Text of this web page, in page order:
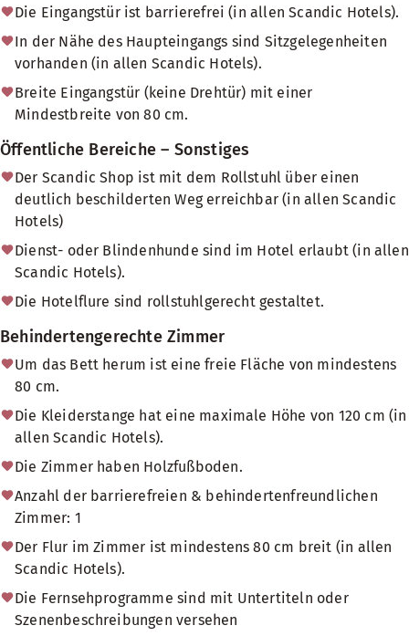
Die Eingangstür ist barrierefrei (in allen Scandic Hotels).
In der Nähe des Haupteingangs sind Sitzgelegenheiten
vorhanden (in allen Scandic Hotels).
Breite Eingangstür (keine Drehtür) mit einer
Mindestbreite von 80 cm.
Öffentliche Bereiche – Sonstiges
Der Scandic Shop ist mit dem Rollstuhl über einen
deutlich beschilderten Weg erreichbar (in allen Scandic
Hotels)
Dienst- oder Blindenhunde sind im Hotel erlaubt (in allen
Scandic Hotels).
Die Hotelflure sind rollstuhlgerecht gestaltet.
Behindertengerechte Zimmer
Um das Bett herum ist eine freie Fläche von mindestens
80 cm.
Die Kleiderstange hat eine maximale Höhe von 120 cm (in
allen Scandic Hotels).
Die Zimmer haben Holzfußboden.
Anzahl der barrierefreien & behindertenfreundlichen
Zimmer: 1
Der Flur im Zimmer ist mindestens 80 cm breit (in allen
Scandic Hotels).
Die Fernsehprogramme sind mit Untertiteln oder
Szenenbeschreibungen versehen